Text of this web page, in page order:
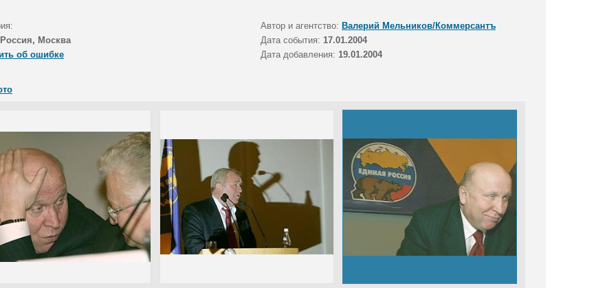
Автор и агентство: Валерий Мельников/Коммерсантъ
Россия, Москва Дата события: 17.01.2004
об ошибке
Дата добавления: 19.01.2004